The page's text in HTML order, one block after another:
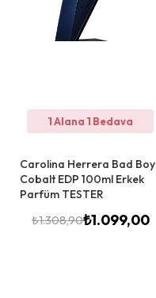
1 Alana 1 Bedava
Carolina Herrera Bad Boy
Cobalt EDP 100ml Erkek
Parfüm TESTER
₺1.308,90₺1.099,00